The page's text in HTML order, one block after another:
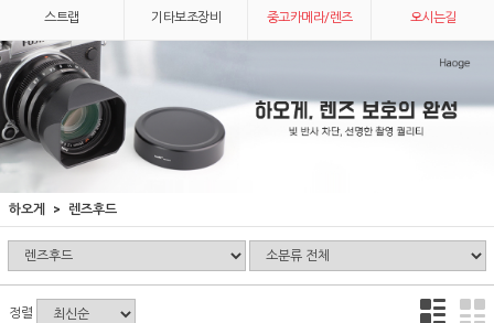
스트랩 기타보조장비 중고카메라/렌즈 오시는길
하오게 렌즈후드
정렬